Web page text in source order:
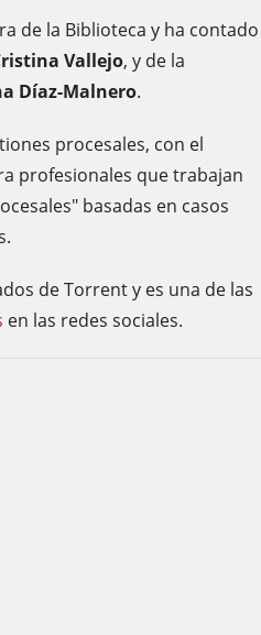
de la Biblioteca y ha contado
Vallejo, y de la
Díaz-Malnero.
procesales, con el
profesionales que trabajan
basadas en casos
de Torrent y es una de las
en las redes sociales.